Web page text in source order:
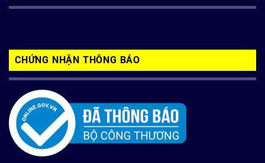
CHỨNG NHẬN THÔNG BÁO